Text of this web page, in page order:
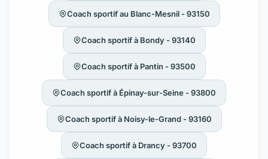
Coach sportif au Blanc-Mesnil - 93150
Coach sportif à Bondy - 93140
Coach sportif à Pantin - 93500
Coach sportif à Épinay-sur-Seine - 93800
Coach sportif à Noisy-le-Grand - 93160
Coach sportif à Drancy - 93700